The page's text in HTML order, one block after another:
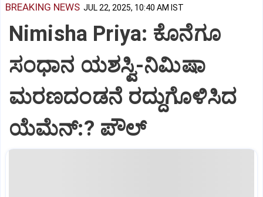
BREAKING NEWS JUL 22, 2025, 10:40 AM IST
Nimisha Priya: ಕೊನೆಗೂ
ಸಂಧಾನ ಯಶಸ್ವಿ-ನಿಮಿಷಾ
ಮರಣದಂಡನೆ ರದ್ದುಗೊಳಿಸಿದ
ಯೆಮೆನ್:? ಪೌಲ್